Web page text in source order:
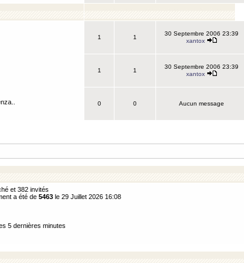
1 1
30 Septembre 2006 23:39
xantox
1 1
30 Septembre 2006 23:39
xantox
0 0 Aucun message
et 382 invités
a été de 5463 le 29 Juillet 2026 16:08
5 dernières minutes